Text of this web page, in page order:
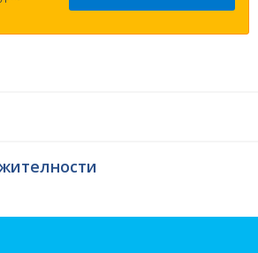
на своите потребители WiFI